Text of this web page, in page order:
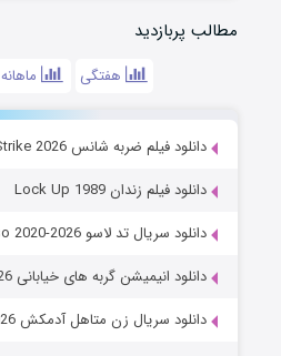
مطالب پربازدید
هفتگی ماهانه
دانلود فیلم ضربه شانس Lucky Strike 2026
دانلود فیلم زندان Lock Up 1989
دانلود سریال تد لاسو Ted Lasso 2020-2026
دانلود انیمیشن گربه های خیابانی Alley Cats 2026
دانلود سریال زن متاهل آدمکش A Bona Fide Killer 2026